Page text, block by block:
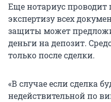
Еще нотариус
экспертизу всех
защиты может
деньги на депозит.
только после сделки.
«В случае если сделка
недействительной по